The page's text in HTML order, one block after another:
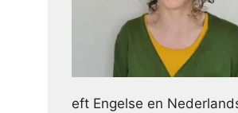
eft Engelse en